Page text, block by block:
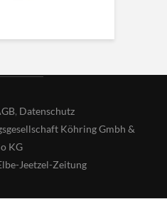
, Datenschutz
Köhring Gmbh &
KG
Jeetzel-Zeitung